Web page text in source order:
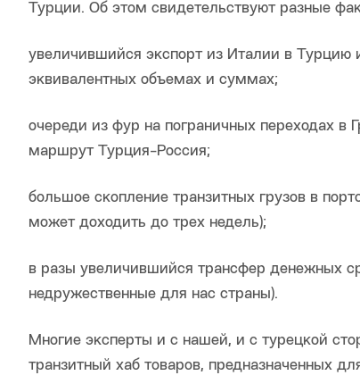
Турции. Об этом свидетельствуют разные
увеличившийся экспорт из Италии в Турцию
эквивалентных объемах и суммах;
очереди из фур на пограничных переходах в
маршрут Турция-Россия;
большое скопление транзитных грузов в
может доходить до трех недель);
в разы увеличившийся трансфер денежных
недружественные для нас страны).
Многие эксперты и с нашей, и с турецкой
транзитный хаб товаров, предназначенных